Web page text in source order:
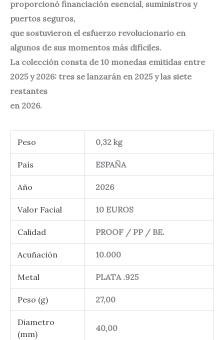
proporcionó financiación esencial, suministros y
puertos seguros,
que sostuvieron el esfuerzo revolucionario en
algunos de sus momentos más difíciles.
La colección consta de 10 monedas emitidas entre
2025 y 2026: tres se lanzarán en 2025 y las siete
restantes
en 2026.
Peso 0,32 kg
País ESPAÑA
Año 2026
Valor Facial 10 EUROS
Calidad PROOF / PP / BE.
Acuñación 10.000
Metal PLATA .925
Peso (g) 27,00
Diametro
(mm)
40,00